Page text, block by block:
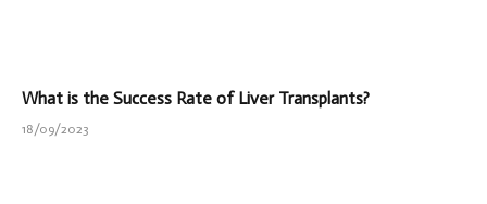
What is the Success Rate of Liver Transplants?
18/09/2023